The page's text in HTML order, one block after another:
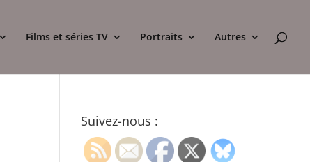
Films et séries TV Portraits Autres
Suivez-nous :